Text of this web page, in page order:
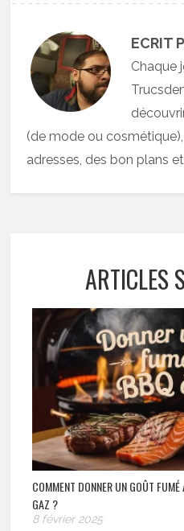
ECRIT
Chaque
(de mode ou
adresses, des bon plans
ARTICLES
COMMENT DONNER UN GOÛT
GAZ ?
8 février 2025